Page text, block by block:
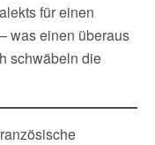
für einen
was einen überaus
schwäbeln die